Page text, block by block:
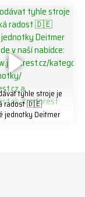
tyhle stroje je
radost 🇩🇪
jednotky Deitmer